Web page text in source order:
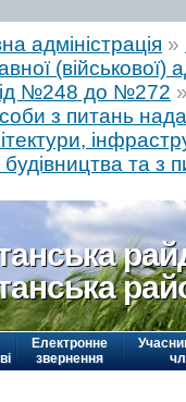
адміністрація »
(військової)
№248 до №272
з питань
та з
Електронне
звернення